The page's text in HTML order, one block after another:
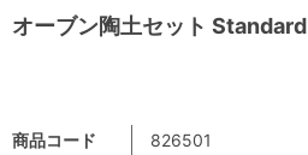
オーブン陶土セット Standard
商品コード 826501